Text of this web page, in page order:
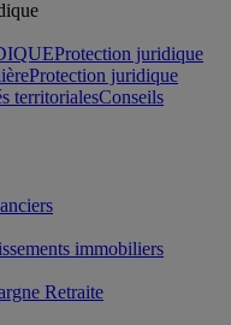
Protection juridique
Protection juridique
territorialesConseils